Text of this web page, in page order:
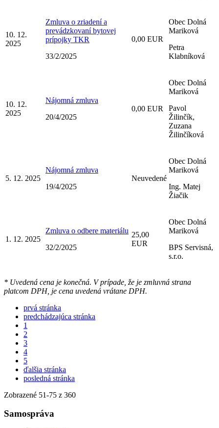
10. 12.
2025
Zmluva o zriadení a
prevádzkovaní bytovej
prípojky TKR
33/2/2025
0,00 EUR
Obec Dolná
Mariková
Petra
Klabníková
10. 12.
2025
Nájomná zmluva
20/4/2025
0,00 EUR
Obec Dolná
Mariková
Pavol
Žilinčík,
Zuzana
Žilinčíková
5. 12. 2025
Nájomná zmluva
19/4/2025
Neuvedené
Obec Dolná
Mariková
Ing. Matej
Žiačik
1. 12. 2025
Zmluva o odbere materiálu
32/2/2025
25,00
EUR
Obec Dolná
Mariková
BPS Servisná,
s.r.o.
* Uvedená cena je konečná. V prípade, že je zmluvná strana
platcom DPH, je cena uvedená vrátane DPH.
prvá stránka
predchádzajúca stránka
1
2
3
4
5
ďalšia stránka
posledná stránka
Zobrazené 51-75 z 360
Samospráva